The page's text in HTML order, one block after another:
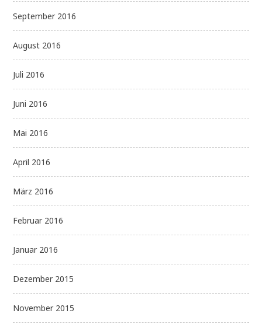
September 2016
August 2016
Juli 2016
Juni 2016
Mai 2016
April 2016
März 2016
Februar 2016
Januar 2016
Dezember 2015
November 2015